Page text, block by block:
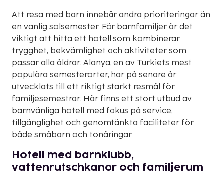
Att resa med barn innebär andra prioriteringar än
en vanlig solsemester. För barnfamiljer är det
viktigt att hitta ett hotell som kombinerar
trygghet, bekvämlighet och aktiviteter som
passar alla åldrar. Alanya, en av Turkiets mest
populära semesterorter, har på senare år
utvecklats till ett riktigt starkt resmål för
familjesemestrar. Här finns ett stort utbud av
barnvänliga hotell med fokus på service,
tillgänglighet och genomtänkta faciliteter för
både småbarn och tonåringar.
Hotell med barnklubb,
vattenrutschkanor och familjerum